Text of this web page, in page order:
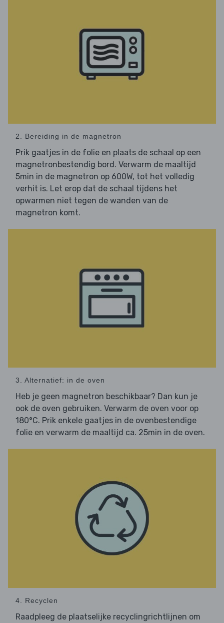
2. Bereiding in de magnetron
Prik gaatjes in de folie en plaats de schaal op een
magnetronbestendig bord. Verwarm de maaltijd
5min in de magnetron op 600W, tot het volledig
verhit is. Let erop dat de schaal tijdens het
opwarmen niet tegen de wanden van de
magnetron komt.
3. Alternatief: in de oven
Heb je geen magnetron beschikbaar? Dan kun je
ook de oven gebruiken. Verwarm de oven voor op
180°C. Prik enkele gaatjes in de ovenbestendige
folie en verwarm de maaltijd ca. 25min in de oven.
4. Recyclen
Raadpleeg de plaatselijke recyclingrichtlijnen om